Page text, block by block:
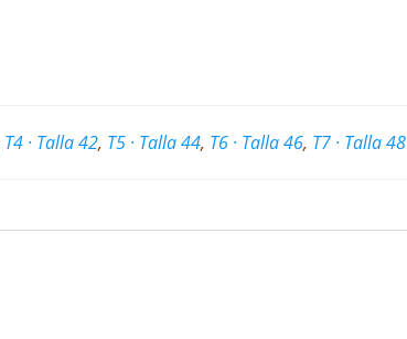
T4 · Talla 42, T5 · Talla 44, T6 · Talla 46, T7 · Talla 48